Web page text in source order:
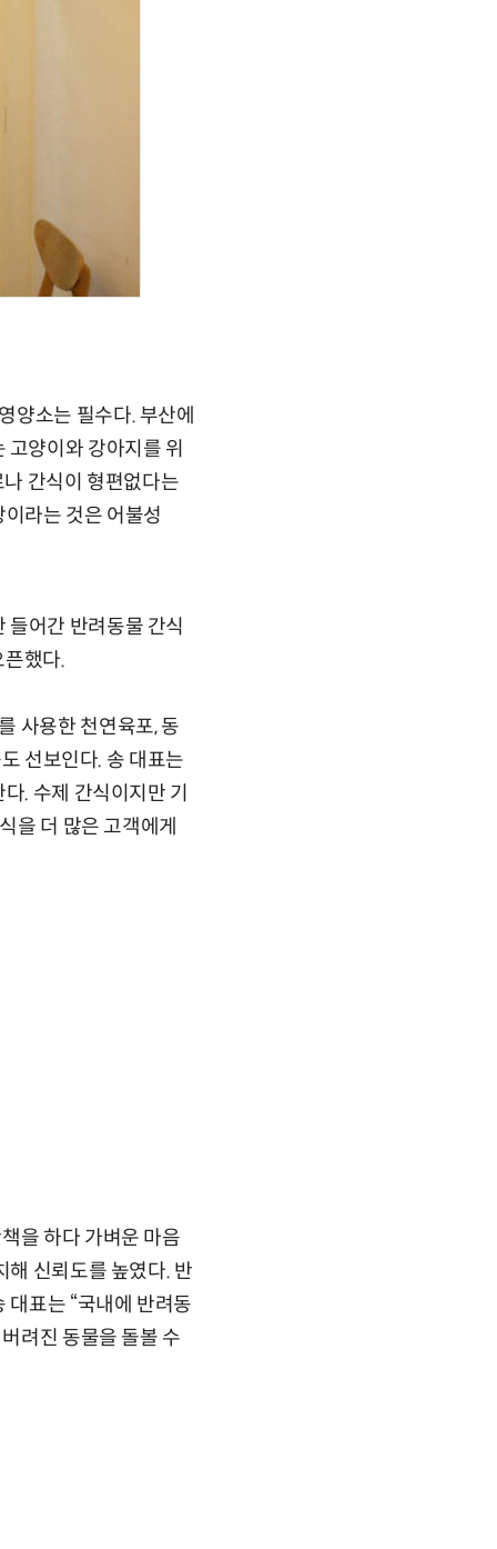
양소는 필수다. 부산에
양이와 강아지를 위
간식이 형편없다는
라는 것은 어불성
들어간 반려동물 간식
했다.
사용한 천연육포, 동
선보인다. 송 대표는
. 수제 간식이지만 기
을 더 많은 고객에게
을 하다 가벼운 마음
해 신뢰도를 높였다. 반
대표는 “국내에 반려동
려진 동물을 돌볼 수